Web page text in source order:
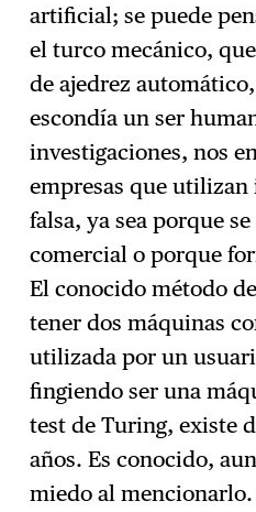
artificial; se puede
el turco mecánico,
de ajedrez
escondía un ser
investigaciones, nos
empresas que
falsa, ya sea porque
comercial o porque
El conocido método
tener dos máquinas
utilizada por un
fingiendo ser una
test de Turing, existe
años. Es conocido,
miedo al mencionarlo.